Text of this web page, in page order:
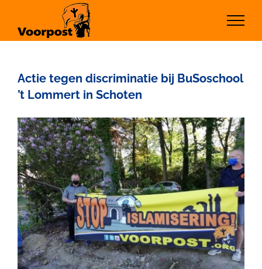
inhoud
Actie tegen discriminatie bij BuSoschool
’t Lommert in Schoten
Bekijk
grotere
afbeelding